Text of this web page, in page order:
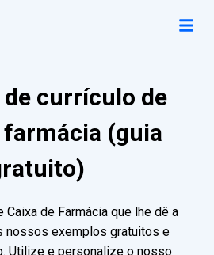
de currículo de
farmácia (guia
Caixa de Farmácia que lhe dê a
nossos exemplos gratuitos e
Utilize e personalize o nosso